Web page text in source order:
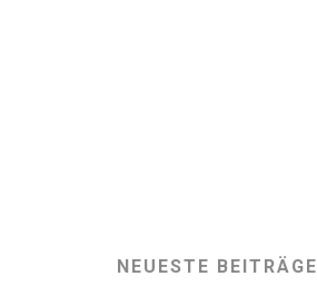
NEUESTE BEITRÄGE